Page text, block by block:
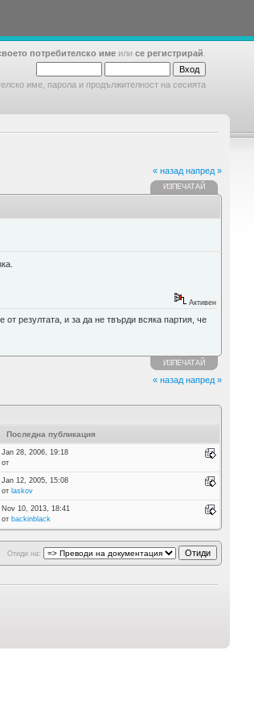
потребителско име или се регистрирай
име, парола и продължителност на сесията
« назад напред »
ИЗПЕЧАТАЙ
Активен
резултата, и за да не твърди всяка партия, че
ИЗПЕЧАТАЙ
« назад напред »
Последна публикация
Jan 28, 2006, 19:18
от
Jan 12, 2005, 15:08
от laskov
Nov 10, 2013, 18:41
от backinblack
Отиди на: